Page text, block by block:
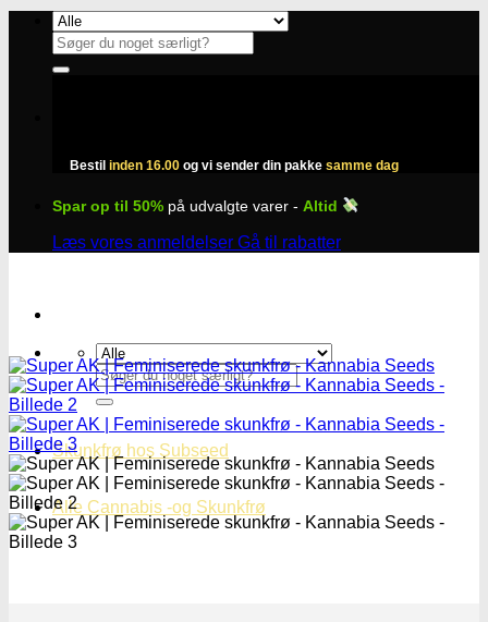
Fortsæt
indhold
Søg
efter:
Bestil inden 16.00 og vi sender din pakke samme dag
Spar op til 50% på udvalgte varer - Altid
Læs vores anmeldelser Gå til rabatter
Søg
efter:
Skunkfrø hos Subseed
Alle Cannabis -og Skunkfrø